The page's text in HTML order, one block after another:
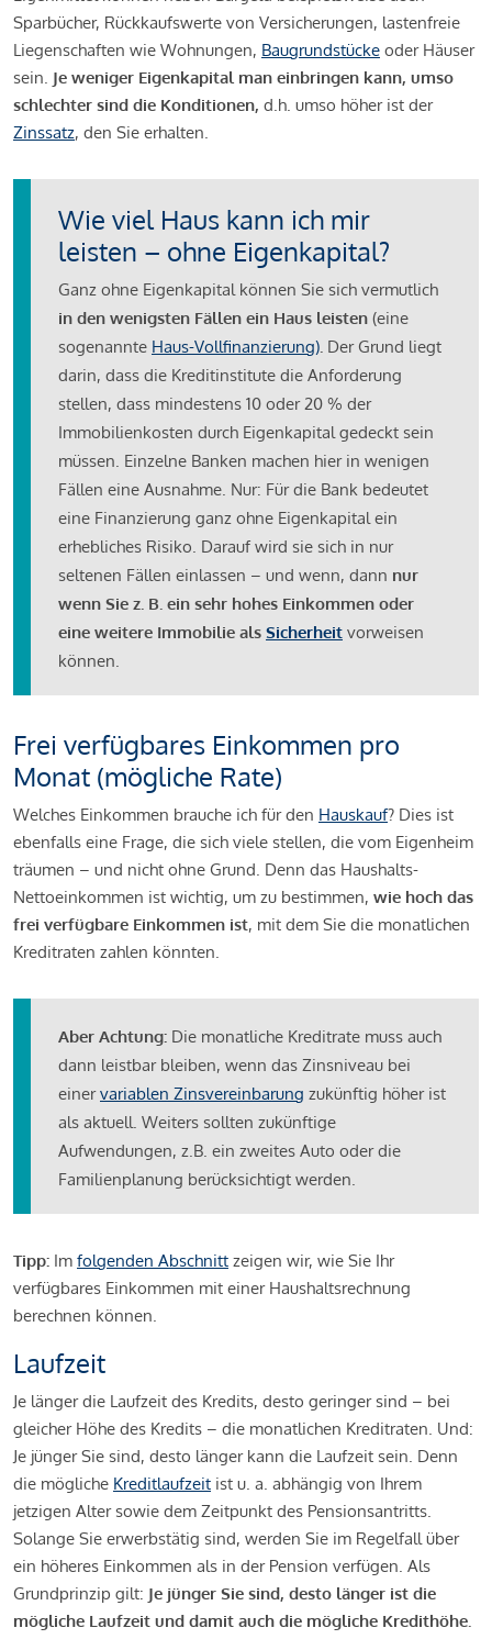
Sparbücher, Rückkaufswerte von Versicherungen, lastenfreie
Liegenschaften wie Wohnungen, Baugrundstücke oder Häuser
sein. Je weniger Eigenkapital man einbringen kann, umso
schlechter sind die Konditionen, d.h. umso höher ist der
Zinssatz, den Sie erhalten.
Wie viel Haus kann ich mir
leisten – ohne Eigenkapital?
Ganz ohne Eigenkapital können Sie sich vermutlich
in den wenigsten Fällen ein Haus leisten (eine
sogenannte Haus-Vollfinanzierung). Der Grund liegt
darin, dass die Kreditinstitute die Anforderung
stellen, dass mindestens 10 oder 20 % der
Immobilienkosten durch Eigenkapital gedeckt sein
müssen. Einzelne Banken machen hier in wenigen
Fällen eine Ausnahme. Nur: Für die Bank bedeutet
eine Finanzierung ganz ohne Eigenkapital ein
erhebliches Risiko. Darauf wird sie sich in nur
seltenen Fällen einlassen – und wenn, dann nur
wenn Sie z. B. ein sehr hohes Einkommen oder
eine weitere Immobilie als Sicherheit vorweisen
können.
Frei verfügbares Einkommen pro
Monat (mögliche Rate)
Welches Einkommen brauche ich für den Hauskauf? Dies ist
ebenfalls eine Frage, die sich viele stellen, die vom Eigenheim
träumen – und nicht ohne Grund. Denn das Haushalts-
Nettoeinkommen ist wichtig, um zu bestimmen, wie hoch das
frei verfügbare Einkommen ist, mit dem Sie die monatlichen
Kreditraten zahlen könnten.
Aber Achtung: Die monatliche Kreditrate muss auch
dann leistbar bleiben, wenn das Zinsniveau bei
einervariablen Zinsvereinbarung zukünftig höher ist
als aktuell. Weiters sollten zukünftige
Aufwendungen, z.B. ein zweites Auto oder die
Familienplanung berücksichtigt werden.
Tipp: Im folgenden Abschnitt zeigen wir, wie Sie Ihr
verfügbares Einkommen mit einer Haushaltsrechnung
berechnen können.
Laufzeit
Je länger die Laufzeit des Kredits, desto geringer sind – bei
gleicher Höhe des Kredits – die monatlichen Kreditraten. Und:
Je jünger Sie sind, desto länger kann die Laufzeit sein. Denn
die mögliche Kreditlaufzeit ist u. a. abhängig von Ihrem
jetzigen Alter sowie dem Zeitpunkt des Pensionsantritts.
Solange Sie erwerbstätig sind, werden Sie im Regelfall über
ein höheres Einkommen als in der Pension verfügen. Als
Grundprinzip gilt: Je jünger Sie sind, desto länger ist die
mögliche Laufzeit und damit auch die mögliche Kredithöhe.